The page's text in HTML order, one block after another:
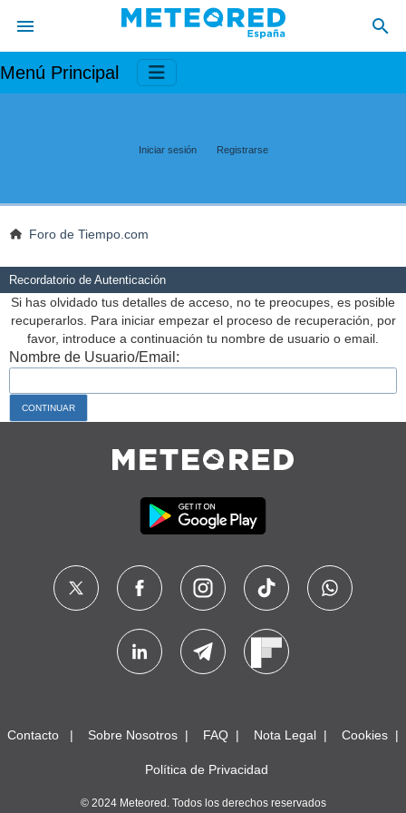
Menú Principal
Iniciar sesión Registrarse
Foro de Tiempo.com
Recordatorio de Autenticación
Si has olvidado tus detalles de acceso, no te preocupes, es posible
recuperarlos. Para iniciar empezar el proceso de recuperación, por
favor, introduce a continuación tu nombre de usuario o email.
Nombre de Usuario/Email:
Contacto Sobre Nosotros FAQ Nota Legal Cookies
Política de Privacidad
© 2024 Meteored. Todos los derechos reservados